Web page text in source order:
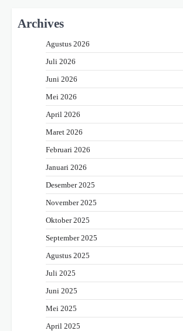
Archives
Agustus 2026
Juli 2026
Juni 2026
Mei 2026
April 2026
Maret 2026
Februari 2026
Januari 2026
Desember 2025
November 2025
Oktober 2025
September 2025
Agustus 2025
Juli 2025
Juni 2025
Mei 2025
April 2025